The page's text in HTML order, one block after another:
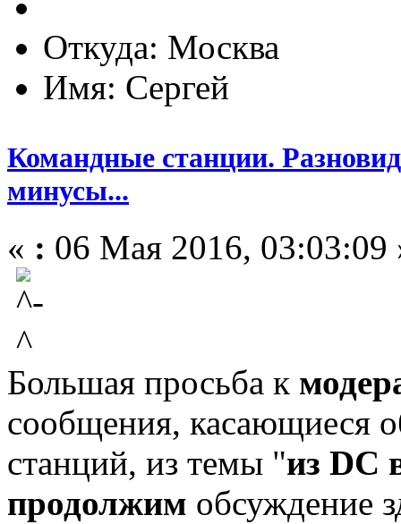
Откуда: Москва
Имя: Сергей
Командные станции.
минусы...
« : 06 Мая 2016, 03:03:09
Большая просьба к
сообщения, касающиеся
станций, из темы "из DC
продолжим обсуждение